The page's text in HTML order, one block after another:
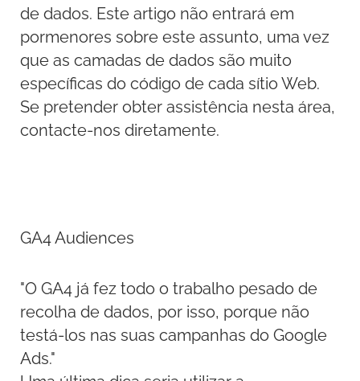
de dados. Este artigo não entrará em
pormenores sobre este assunto, uma vez
que as camadas de dados são muito
específicas do código de cada sítio Web.
Se pretender obter assistência nesta área,
contacte-nos diretamente.
GA4 Audiences
"O GA4 já fez todo o trabalho pesado de
recolha de dados, por isso, porque não
testá-los nas suas campanhas do Google
Ads."